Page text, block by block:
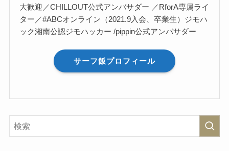
大歓迎／CHILLOUT公式アンバサダー ／RforA専属ライ
ター／#ABCオンライン（2021.9入会、卒業生）ジモハ
ック湘南公認ジモハッカー /pippin公式アンバサダー
サーフ飯プロフィール